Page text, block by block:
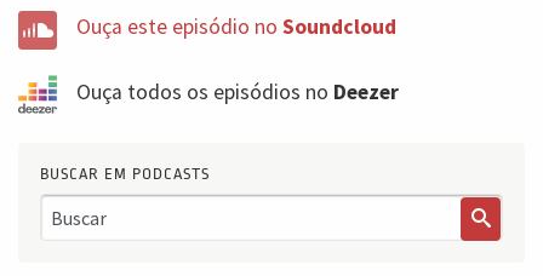
Ouça este episódio no Soundcloud
Ouça todos os episódios no Deezer
BUSCAR EM PODCASTS